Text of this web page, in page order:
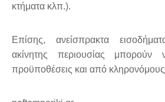
κτήματα κλπ.).
Επίσης, ανείσπρακτα
ακίνητης περιουσίας
προϋποθέσεις και από